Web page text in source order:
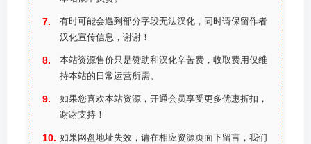
有时可能会遇到部分字段无法汉化，同时请保留作者
汉化宣传信息，谢谢！
本站资源售价只是赞助和汉化辛苦费，收取费用仅维
持本站的日常运营所需。
如果您喜欢本站资源，开通会员享受更多优惠折扣，
谢谢支持！
如果网盘地址失效，请在相应资源页面下留言，我们